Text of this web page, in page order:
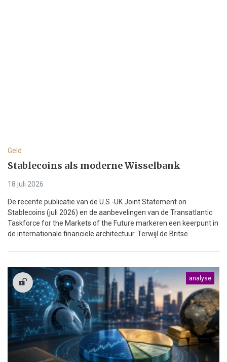
Geld
Stablecoins als moderne Wisselbank
18 juli 2026
De recente publicatie van de U.S.-UK Joint Statement on
Stablecoins (juli 2026) en de aanbevelingen van de Transatlantic
Taskforce for the Markets of the Future markeren een keerpunt in
de internationale financiële architectuur. Terwijl de Britse...
analyse